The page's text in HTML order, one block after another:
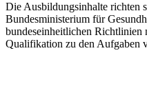
Die Ausbildungsinhalte richten
Bundesministerium für
bundeseinheitlichen
Qualifikation zu den Aufgaben